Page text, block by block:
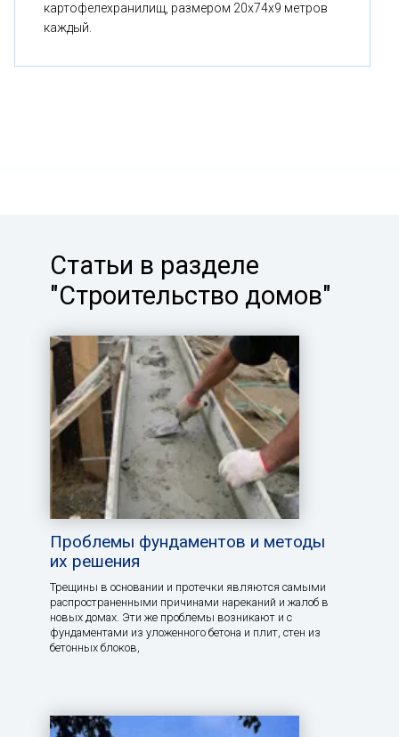
картофелехранилищ, размером 20x74x9 метров
каждый.
Статьи в разделе
"Строительство домов"
Проблемы фундаментов и методы
их решения
Трещины в основании и протечки являются самыми
распространенными причинами нареканий и жалоб в
новых домах. Эти же проблемы возникают и с
фундаментами из уложенного бетона и плит, стен из
бетонных блоков,